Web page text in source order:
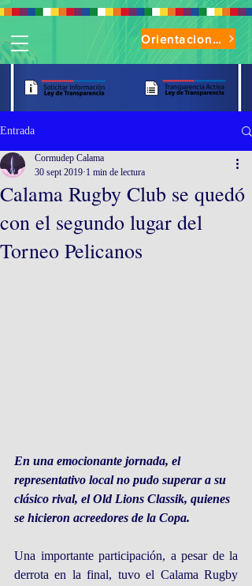
Orientaciones de Uso Parque Oasis
Entrada
Calama Rugby Club se quedó
con el segundo lugar del
Torneo Pelicanos
Cormudep Calama
30 sept 2019 1 min de lectura
En una emocionante jornada, el
representativo local no pudo superar a su
clásico rival, el Old Lions Classik, quienes
se hicieron acreedores de la Copa.
Una importante participación, a pesar de la
derrota en la final, tuvo el Calama Rugby